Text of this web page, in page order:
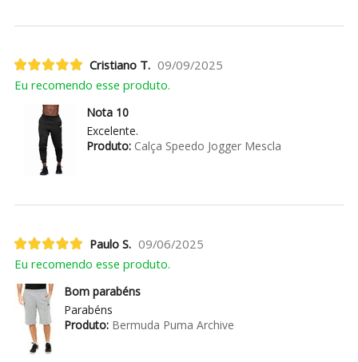
Cristiano T. 09/09/2025
Eu recomendo esse produto.
Nota 10
Excelente.
Produto:Calça Speedo Jogger Mescla
Paulo S. 09/06/2025
Eu recomendo esse produto.
Bom parabéns
Parabéns
Produto:Bermuda Puma Archive